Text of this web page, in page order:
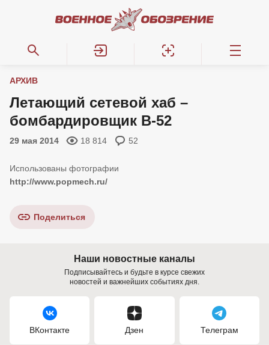
АРХИВ
Летающий сетевой хаб –
бомбардировщик В-52
29 мая 2014 18 814 52
http://www.popmech.ru/
Поделиться
Наши новостные каналы
Подписывайтесь и будьте в курсе свежих
новостей и важнейших событиях дня.
ВКонтакте Дзен Телеграм